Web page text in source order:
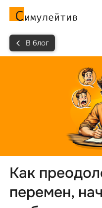
В блог
Как
перемен,